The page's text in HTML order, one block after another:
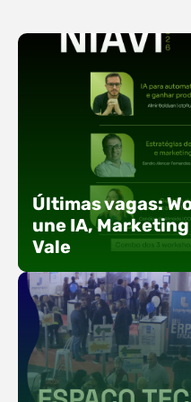
Últimas vagas:
une IA,
Vale